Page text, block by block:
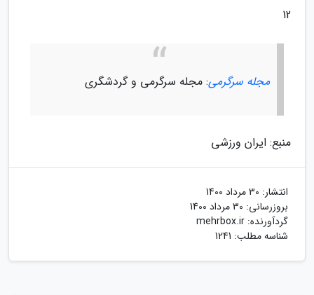
12
مجله سرگرمی: مجله سرگرمی و گردشگری
منبع: ایران ورزشی
انتشار: 30 مرداد 1400
بروزرسانی: 30 مرداد 1400
گردآورنده: mehrbox.ir
شناسه مطلب: 1241